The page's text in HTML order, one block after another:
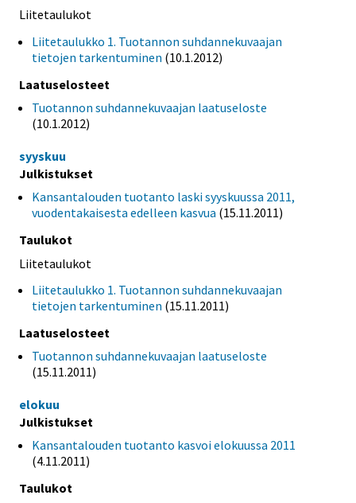
Liitetaulukot
Liitetaulukko 1. Tuotannon suhdannekuvaajan
tietojen tarkentuminen (10.1.2012)
Laatuselosteet
Tuotannon suhdannekuvaajan laatuseloste
(10.1.2012)
syyskuu
Julkistukset
Kansantalouden tuotanto laski syyskuussa 2011,
vuodentakaisesta edelleen kasvua (15.11.2011)
Taulukot
Liitetaulukot
Liitetaulukko 1. Tuotannon suhdannekuvaajan
tietojen tarkentuminen (15.11.2011)
Laatuselosteet
Tuotannon suhdannekuvaajan laatuseloste
(15.11.2011)
elokuu
Julkistukset
Kansantalouden tuotanto kasvoi elokuussa 2011
(4.11.2011)
Taulukot